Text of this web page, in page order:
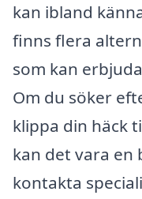
kan ibland
finns flera
som kan
Om du söker
klippa din häck
kan det vara en
kontakta